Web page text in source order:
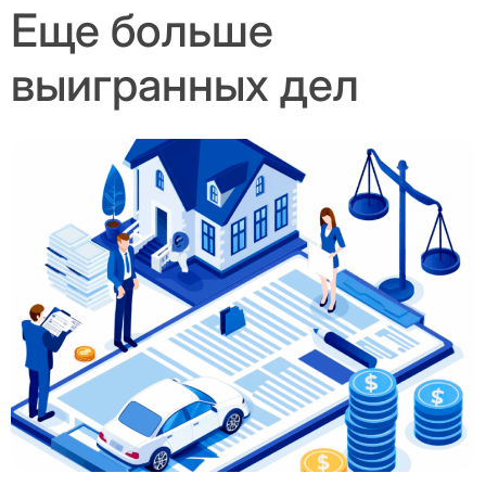
Еще больше
выигранных дел